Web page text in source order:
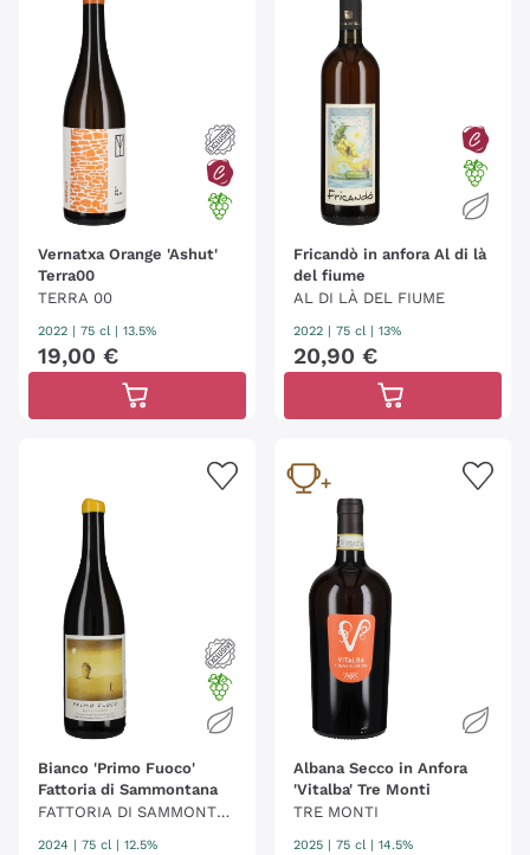
produttive quanto più tradizionali e genuine possibili,
sono stati riscoperti in tutto il mondo. Questa
tendenza è stata inaugurata in Europa da Josko
Gravner nel 1996 ed è oggi in continua espansione.
Nascono così produzioni molto particolari e di
grande carattere, dal fascino antico e inimitabile.
Vernatxa Orange 'Ashut'
Terra00
TERRA 00
2022 75 cl | 13.5%
19,00 €
Fricandò in anfora Al di là
del fiume
AL DI LÀ DEL FIUME
2022 75 cl | 13%
20,90 €
Bianco 'Primo Fuoco'
Fattoria di Sammontana
FATTORIA DI SAMMONTA
NA
2024 75 cl | 12.5%
Albana Secco in Anfora
'Vitalba' Tre Monti
TRE MONTI
2025 75 cl | 14.5%